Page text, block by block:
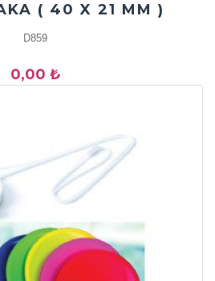
( 40 X 21 MM )
D859
0,00 ₺